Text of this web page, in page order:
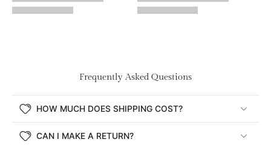
Frequently Asked Questions
HOW MUCH DOES SHIPPING COST?
CAN I MAKE A RETURN?